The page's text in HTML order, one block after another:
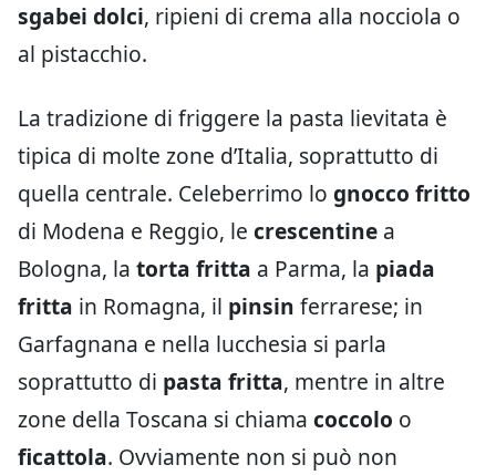
sgabei dolci, ripieni di crema alla nocciola o
al pistacchio.
La tradizione di friggere la pasta lievitata è
tipica di molte zone d’Italia, soprattutto di
quella centrale. Celeberrimo lo gnocco fritto
di Modena e Reggio, le crescentine a
Bologna, la torta fritta a Parma, la piada
fritta in Romagna, il pinsin ferrarese; in
Garfagnana e nella lucchesia si parla
soprattutto di pasta fritta, mentre in altre
zone della Toscana si chiama coccolo o
ficattola. Ovviamente non si può non